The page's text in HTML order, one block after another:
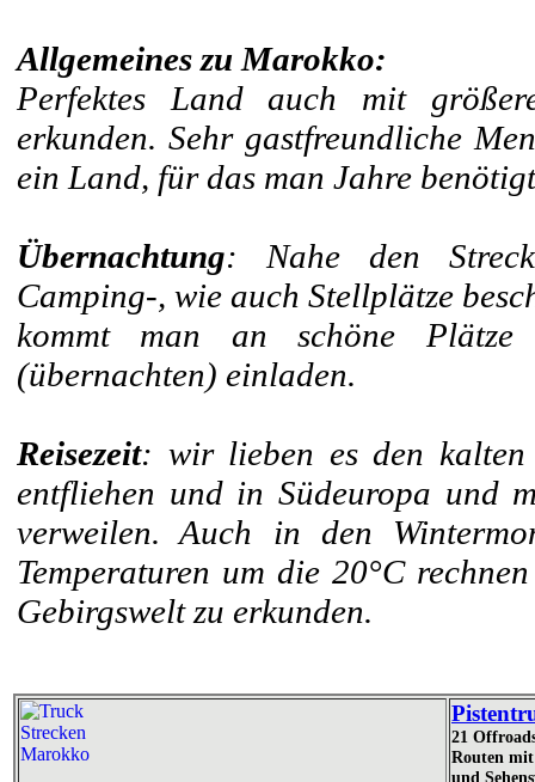
Allgemeines zu Marokko:
Perfektes Land auch mit
erkunden. Sehr gastfreundliche
ein Land, für das man Jahre
Übernachtung: Nahe den
Camping-, wie auch Stellplätze
kommt man an schöne
(übernachten) einladen.
Reisezeit: wir lieben es den kalten
entfliehen und in Südeuropa und
verweilen. Auch in den
Temperaturen um die 20°C
Gebirgswelt zu erkunden.
21
Routen
und